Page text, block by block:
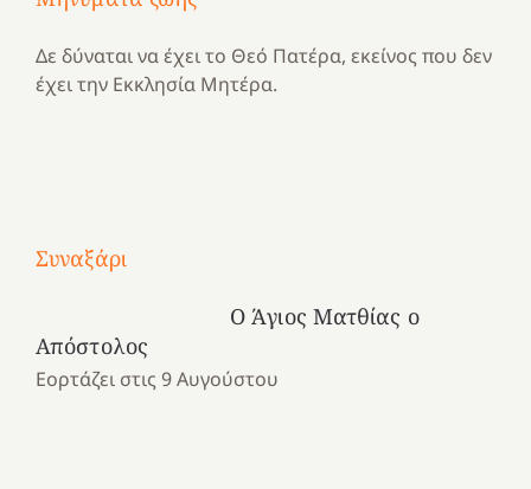
Δε δύναται να έχει το Θεό Πατέρα, εκείνος που δεν
έχει την Εκκλησία Μητέρα.
Συναξάρι
Ο Άγιος Ματθίας ο
Απόστολος
Εορτάζει στις 9 Αυγούστου
Μια
ένα
καλοκαίρι
και
Νοσοκομείο
“Ερυθρός
Κατασκηνωτικές
το
Ελληνικό